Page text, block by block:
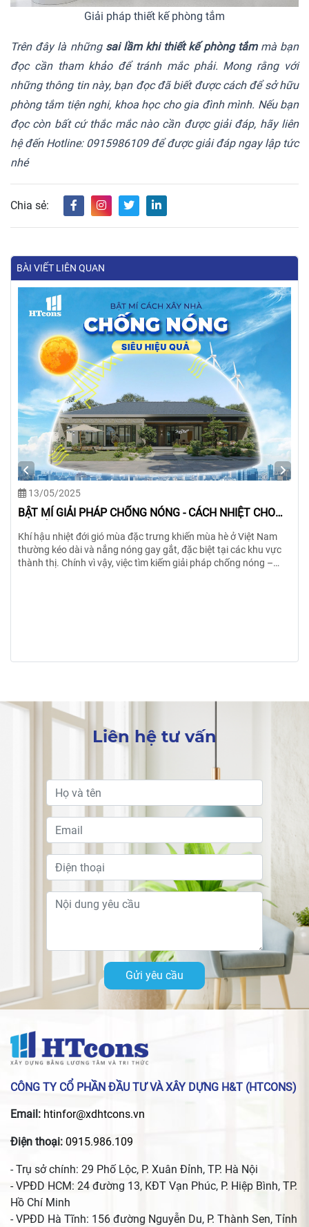
Giải pháp thiết kế phòng tắm
Trên đây là những sai lầm khi thiết kế phòng tắmmà bạn
đọc cần tham khảo để tránh mắc phải. Mong rằng với
những thông tin này, bạn đọc đã biết được cách để sở hữu
phòng tắm tiện nghi, khoa học cho gia đình mình. Nếu bạn
đọc còn bất cứ thắc mắc nào cần được giải đáp, hãy liên
hệ đến Hotline: 0915986109 để được giải đáp ngay lập tức
nhé
Chia sẻ:
BÀI VIẾT LIÊN QUAN
13/05/2025
BẬT MÍ GIẢI PHÁP CHỐNG NÓNG - CÁCH NHIỆT CHO
Khí hậu nhiệt đới gió mùa đặc trưng khiến mùa hè ở Việt Nam
thường kéo dài và nắng nóng gay gắt, đặc biệt tại các khu vực
thành thị. Chính vì vậy, việc tìm kiếm giải pháp chống nóng –
Liên hệ tư vấn
Gửi yêu cầu
CÔNG TY CỔ PHẦN ĐẦU TƯ VÀ XÂY DỰNG H&T (HTCONS)
Email: htinfor@xdhtcons.vn
Điện thoại: 0915.986.109
- Trụ sở chính: 29 Phố Lộc, P. Xuân Đỉnh, TP. Hà Nội
- VPĐD HCM: 24 đường 13, KĐT Vạn Phúc, P. Hiệp Bình, TP.
Hồ Chí Minh
- VPĐD Hà Tĩnh: 156 đường Nguyễn Du, P. Thành Sen, Tỉnh